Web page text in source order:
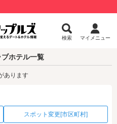
検索 マイメニュー
ホテル一覧
あります
スポット変更[市区町村]